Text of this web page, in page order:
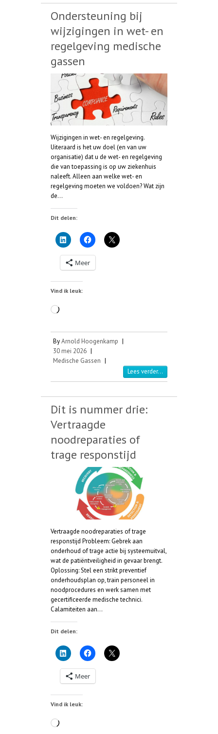
Ondersteuning bij
wijzigingen in wet- en
regelgeving medische
gassen
Wijzigingen in wet- en regelgeving.
Uiteraard is het uw doel (en van uw
organisatie) dat u de wet- en regelgeving
die van toepassing is op uw ziekenhuis
naleeft. Alleen aan welke wet- en
regelgeving moeten we voldoen? Wat zijn
de…
Dit delen:
Meer
Vind ik leuk:
Aan
ByArnold Hoogenkamp |
30 mei 2026 |
Medische Gassen |
Lees verder...
Dit is nummer drie:
Vertraagde
noodreparaties of
trage responstijd
Vertraagde noodreparaties of trage
responstijd Probleem: Gebrek aan
onderhoud of trage actie bij systeemuitval,
wat de patiëntveiligheid in gevaar brengt.
Oplossing: Stel een strikt preventief
onderhoudsplan op, train personeel in
noodprocedures en werk samen met
gecertificeerde medische technici.
Calamiteiten aan…
Dit delen:
Meer
Vind ik leuk:
Aan